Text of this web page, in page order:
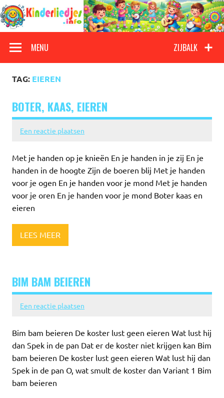
Doorgaan
naar
inhoud
Kinderliedjes
ZIJBALK
MENU
TAG: EIEREN
BOTER, KAAS, EIEREN
Een reactie plaatsen
Met je handen op je knieën En je handen in je zij En je
handen in de hoogte Zijn de boeren blij Met je handen
voor je ogen En je handen voor je mond Met je handen
voor je oren En je handen voor je mond Boter kaas en
eieren
LEES MEER
BIM BAM BEIEREN
Een reactie plaatsen
Bim bam beieren De koster lust geen eieren Wat lust hij
dan Spek in de pan Dat er de koster niet krijgen kan Bim
bam beieren De koster lust geen eieren Wat lust hij dan
Spek in de pan O, wat smult de koster dan Variant 1 Bim
bam beieren